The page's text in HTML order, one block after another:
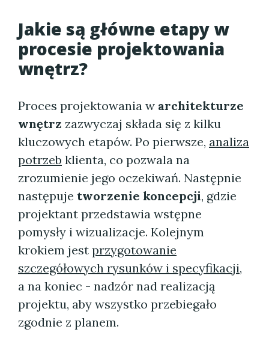
Jakie są główne etapy w
procesie projektowania
wnętrz?
Proces projektowania w architekturze
wnętrz zazwyczaj składa się z kilku
kluczowych etapów. Po pierwsze, analiza
potrzeb klienta, co pozwala na
zrozumienie jego oczekiwań. Następnie
następuje tworzenie koncepcji, gdzie
projektant przedstawia wstępne
pomysły i wizualizacje. Kolejnym
krokiem jest przygotowanie
szczegółowych rysunków i specyfikacji,
a na koniec - nadzór nad realizacją
projektu, aby wszystko przebiegało
zgodnie z planem.